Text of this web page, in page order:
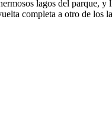
lagos del parque, y
completa a otro de los